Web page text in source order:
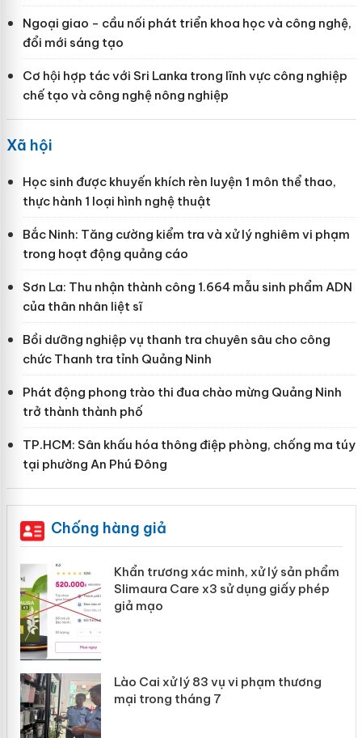
Ngoại giao - cầu nối phát triển khoa học và công nghệ,
đổi mới sáng tạo
Cơ hội hợp tác với Sri Lanka trong lĩnh vực công nghiệp
chế tạo và công nghệ nông nghiệp
Xã hội
Học sinh được khuyến khích rèn luyện 1 môn thể thao,
thực hành 1 loại hình nghệ thuật
Bắc Ninh: Tăng cường kiểm tra và xử lý nghiêm vi phạm
trong hoạt động quảng cáo
Sơn La: Thu nhận thành công 1.664 mẫu sinh phẩm ADN
của thân nhân liệt sĩ
Bồi dưỡng nghiệp vụ thanh tra chuyên sâu cho công
chức Thanh tra tỉnh Quảng Ninh
Phát động phong trào thi đua chào mừng Quảng Ninh
trở thành thành phố
TP.HCM: Sân khấu hóa thông điệp phòng, chống ma túy
tại phường An Phú Đông
Chống hàng giả
Khẩn trương xác minh, xử lý sản phẩm
Slimaura Care x3 sử dụng giấy phép
giả mạo
Lào Cai xử lý 83 vụ vi phạm thương
mại trong tháng 7